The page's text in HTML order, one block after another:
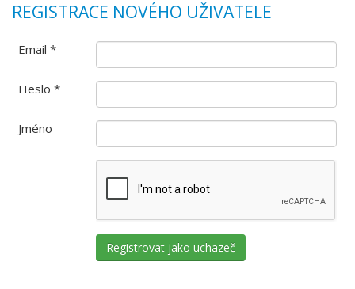
REGISTRACE NOVÉHO UŽIVATELE
Email *
Heslo *
Jméno